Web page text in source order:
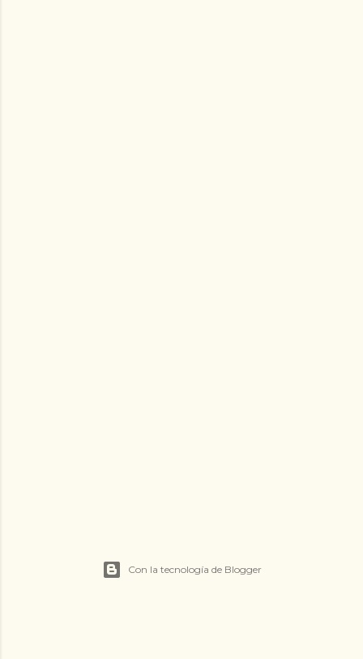
Con la tecnología de Blogger